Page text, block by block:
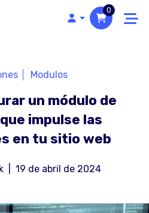
0
un módulo de
impulse las
en tu sitio web
Modulos
19 de abril de 2024